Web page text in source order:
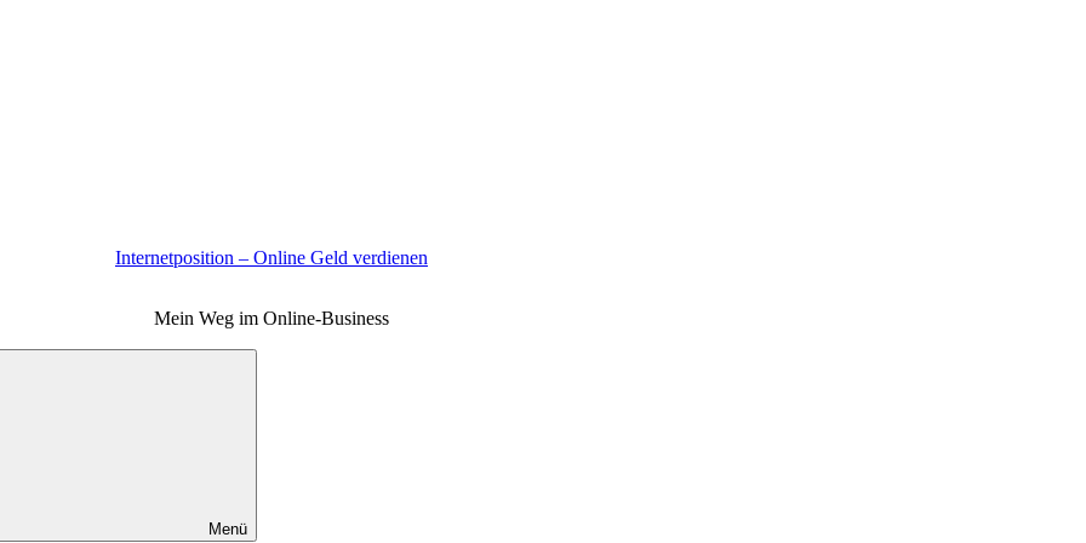
Internetposition – Online Geld verdienen
Mein Weg im Online-Business
Menü